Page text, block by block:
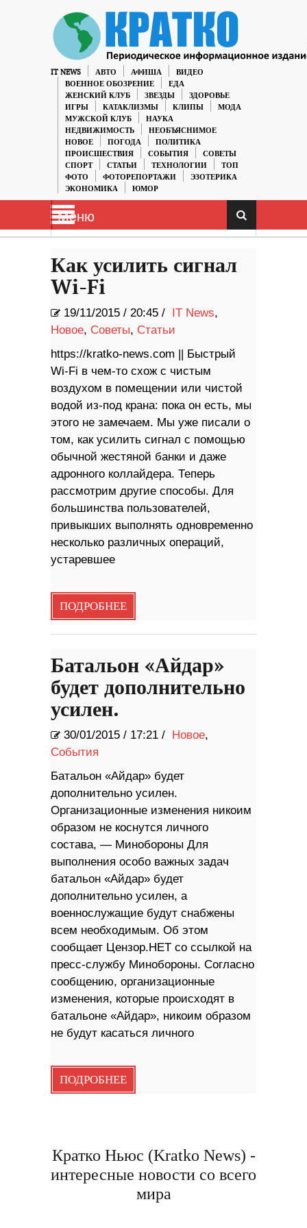
IT NEWS АВТО АФИША
ВИДЕО
ВОЕННОЕ ОБОЗРЕНИЕ
ЕДА
ЖЕНСКИЙ КЛУБ
ЗВЕЗДЫ
ЗДОРОВЬЕ
ИГРЫ
КАТАКЛИЗМЫ КЛИПЫ
МОДА
МУЖСКОЙ КЛУБ
НАУКА
НЕДВИЖИМОСТЬ
НЕОБЪЯСНИМОЕ
НОВОЕ
ПОГОДА
ПОЛИТИКА
ПРОИСШЕСТВИЯ
СОБЫТИЯ
СОВЕТЫ
СПОРТ
СТАТЬИ ТЕХНОЛОГИИ
ТОП
ФОТО
ФОТОРЕПОРТАЖИ
ЭЗОТЕРИКА
ЭКОНОМИКА
ЮМОР
Меню
Как усилить сигнал
Wi-Fi
19/11/2015 / 20:45 / IT News,
Новое, Советы, Статьи
https://kratko-news.com || Быстрый
Wi-Fi в чем-то схож с чистым
воздухом в помещении или чистой
водой из-под крана: пока он есть, мы
этого не замечаем. Мы уже писали о
том, как усилить сигнал с помощью
обычной жестяной банки и даже
адронного коллайдера. Теперь
рассмотрим другие способы. Для
большинства пользователей,
привыкших выполнять одновременно
несколько различных операций,
устаревшее
ПОДРОБНЕЕ
Батальон «Айдар»
будет дополнительно
усилен.
30/01/2015 / 17:21 / Новое,
События
Батальон «Айдар» будет
дополнительно усилен.
Организационные изменения никоим
образом не коснутся личного
состава, — Минобороны Для
выполнения особо важных задач
батальон «Айдар» будет
дополнительно усилен, а
военнослужащие будут снабжены
всем необходимым. Об этом
сообщает Цензор.НЕТ со ссылкой на
пресс-службу Минобороны. Согласно
сообщению, организационные
изменения, которые происходят в
батальоне «Айдар», никоим образом
не будут касаться личного
ПОДРОБНЕЕ
Кратко Ньюс (Kratko News) -
интересные новости со всего
мира